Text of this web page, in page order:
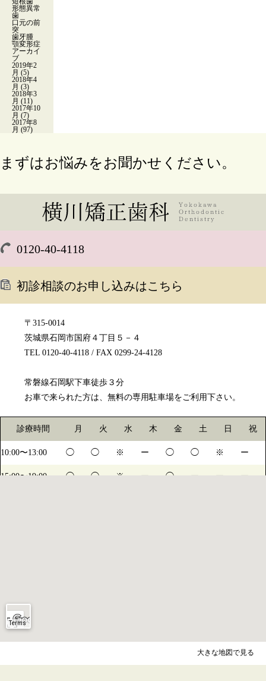
形態異常
歯
口元の前
突
歯牙腫
顎変形症
アーカイ
ブ
2019年2
月 (5)
2018年4
月 (3)
2018年3
月 (11)
2017年10
月 (7)
2017年8
月 (97)
まずはお悩みをお聞かせください。
0120-40-4118
初診相談のお申し込みはこちら
〒315-0014
茨城県石岡市国府４丁目５－４
TEL 0120-40-4118 / FAX 0299-24-4128
常磐線石岡駅下車徒歩３分
お車で来られた方は、無料の専用駐車場をご利用下さい。
診療時間 月 火 水 木 金 土 日 祝
10:00〜13:00 ◯ ◯ ※ ー ◯ ◯ ※ ー
15:00〜19:00 ◯ ◯ ※ ◯
大きな地図で見る